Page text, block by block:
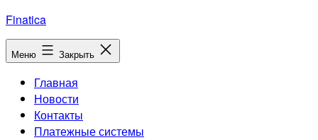
Перейти
к
содержимому
Finatica
Меню Закрыть
Главная
Новости
Контакты
Платежные системы